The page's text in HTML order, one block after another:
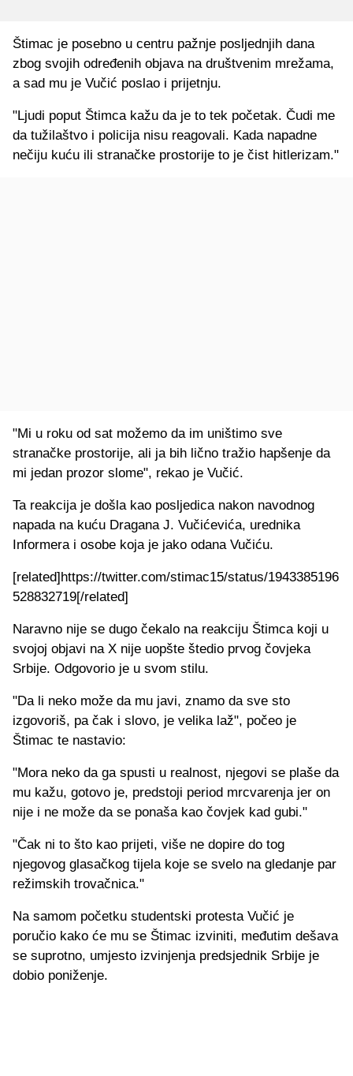
Štimac je posebno u centru pažnje posljednjih dana
zbog svojih određenih objava na društvenim mrežama,
a sad mu je Vučić poslao i prijetnju.
"Ljudi poput Štimca kažu da je to tek početak. Čudi me
da tužilaštvo i policija nisu reagovali. Kada napadne
nečiju kuću ili stranačke prostorije to je čist hitlerizam."
"Mi u roku od sat možemo da im uništimo sve
stranačke prostorije, ali ja bih lično tražio hapšenje da
mi jedan prozor slome", rekao je Vučić.
Ta reakcija je došla kao posljedica nakon navodnog
napada na kuću Dragana J. Vučićevića, urednika
Informera i osobe koja je jako odana Vučiću.
[related]https://twitter.com/stimac15/status/1943385196
528832719[/related]
Naravno nije se dugo čekalo na reakciju Štimca koji u
svojoj objavi na X nije uopšte štedio prvog čovjeka
Srbije. Odgovorio je u svom stilu.
"Da li neko može da mu javi, znamo da sve sto
izgovoriš, pa čak i slovo, je velika laž", počeo je
Štimac te nastavio:
"Mora neko da ga spusti u realnost, njegovi se plaše da
mu kažu, gotovo je, predstoji period mrcvarenja jer on
nije i ne može da se ponaša kao čovjek kad gubi."
"Čak ni to što kao prijeti, više ne dopire do tog
njegovog glasačkog tijela koje se svelo na gledanje par
režimskih trovačnica."
Na samom početku studentski protesta Vučić je
poručio kako će mu se Štimac izviniti, međutim dešava
se suprotno, umjesto izvinjenja predsjednik Srbije je
dobio poniženje.